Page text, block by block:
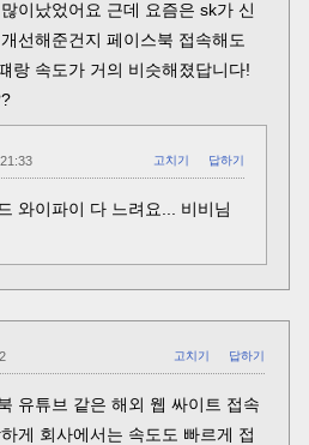
이났었어요 근데 요즘은 sk가 신
선해준건지 페이스북 접속해도
랑 속도가 거의 비슷해졌답니다!
고치기 답하기
와이파이 다 느려요... 비비님
고치기 답하기
유튜브 같은 해외 웹 싸이트 접속
게 회사에서는 속도도 빠르게 접